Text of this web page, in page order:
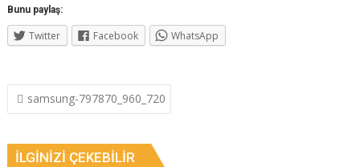
Bunu paylaş:
Twitter Facebook WhatsApp
Yazı
dolaşımı
samsung-797870_960_720
İLGINIZI ÇEKEBILIR